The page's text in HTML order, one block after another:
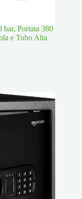
Portata 380
e Tubo Alta